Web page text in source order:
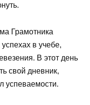
Грамотника
в учебе,
В этот день
свой дневник,
успеваемости.